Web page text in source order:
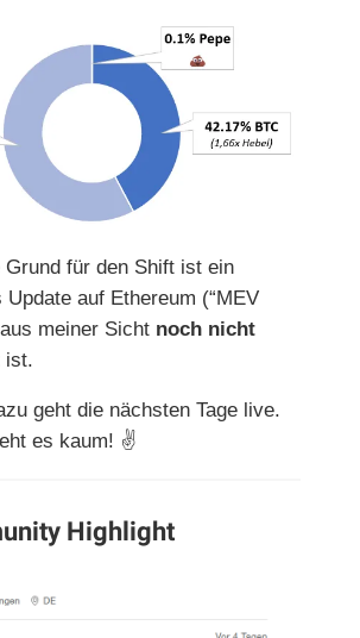
Grund für den Shift ist ein
Update auf Ethereum (“MEV
meiner Sicht noch nicht
ist.
geht die nächsten Tage live.
es kaum! ✌
Highlight